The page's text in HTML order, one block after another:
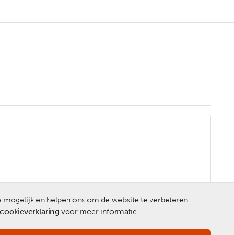
en helpen ons om de website te verbeteren.
cookieverklaring voor meer informatie.